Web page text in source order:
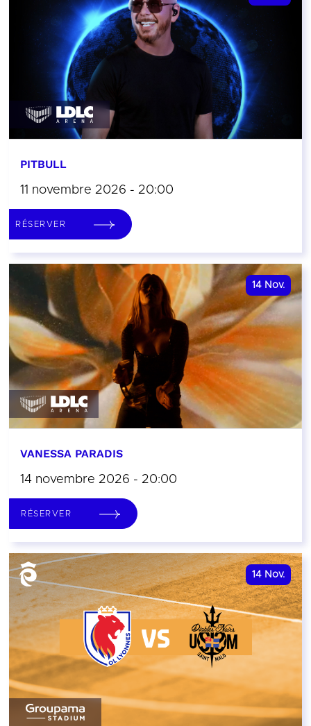
PITBULL
11 novembre 2026 - 20:00
RÉSERVER
14 Nov.
VANESSA PARADIS
14 novembre 2026 - 20:00
RÉSERVER
14 Nov.